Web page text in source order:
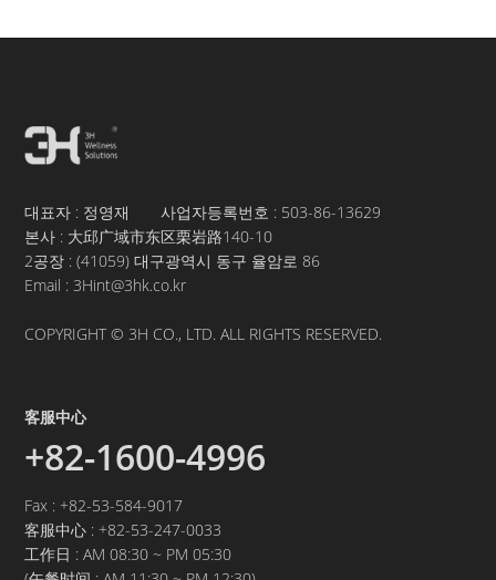
대표자 : 정영재 사업자등록번호 : 503-86-13629
본사 : 大邱广域市东区栗岩路140-10
2공장 : (41059) 대구광역시 동구 율암로 86
Email : 3Hint@3hk.co.kr
COPYRIGHT © 3H CO., LTD. ALL RIGHTS RESERVED.
客服中心
+82-1600-4996
Fax : +82-53-584-9017
客服中心 : +82-53-247-0033
工作日 : AM 08:30 ~ PM 05:30